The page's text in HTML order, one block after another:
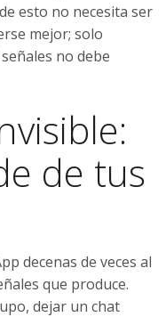
esto no necesita ser
mejor; solo
no debe
de tus
decenas de veces al
que produce.
dejar un chat